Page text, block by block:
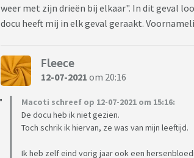
weer met zijn drieën bij elkaar". In dit geval
docu heeft mij in elk geval geraakt.
Fleece
12-07-2021 om 20:16
Macoti schreef op 12-07-2021 om 15:16:
De docu heb ik niet gezien.
Toch schrik ik hiervan, ze was van mijn leeftijd.
Ik heb zelf eind vorig jaar ook een